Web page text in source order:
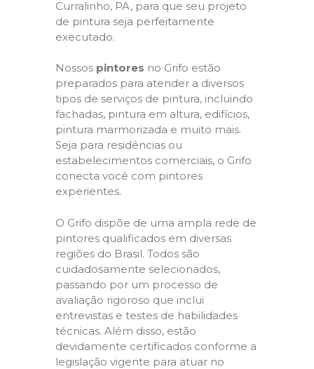
Curralinho, PA, para que seu projeto
de pintura seja perfeitamente
executado.
Nossos pintores no Grifo estão
preparados para atender a diversos
tipos de serviços de pintura, incluindo
fachadas, pintura em altura, edifícios,
pintura marmorizada e muito mais.
Seja para residências ou
estabelecimentos comerciais, o Grifo
conecta você com pintores
experientes.
O Grifo dispõe de uma ampla rede de
pintores qualificados em diversas
regiões do Brasil. Todos são
cuidadosamente selecionados,
passando por um processo de
avaliação rigoroso que inclui
entrevistas e testes de habilidades
técnicas. Além disso, estão
devidamente certificados conforme a
legislação vigente para atuar no